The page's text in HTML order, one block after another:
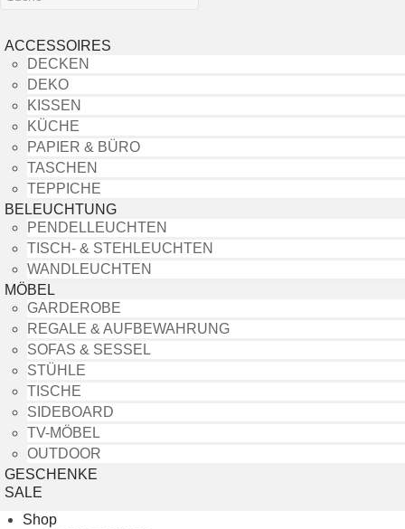
ACCESSOIRES
DECKEN
DEKO
KISSEN
KÜCHE
PAPIER & BÜRO
TASCHEN
TEPPICHE
BELEUCHTUNG
PENDELLEUCHTEN
TISCH- & STEHLEUCHTEN
WANDLEUCHTEN
MÖBEL
GARDEROBE
REGALE & AUFBEWAHRUNG
SOFAS & SESSEL
STÜHLE
TISCHE
SIDEBOARD
TV-MÖBEL
OUTDOOR
GESCHENKE
SALE
Shop